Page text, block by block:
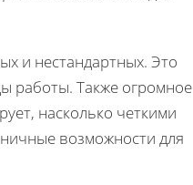
и нестандартных. Это
работы. Также огромное
насколько четкими
возможности для